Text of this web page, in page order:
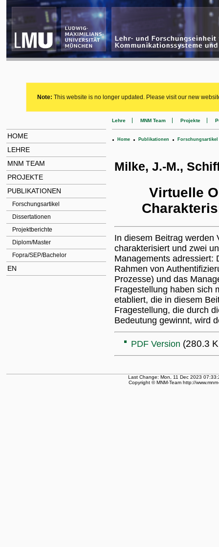
Note: This website is no longer updated. Please visit our new
HOME
LEHRE
MNM TEAM
PROJEKTE
PUBLIKATIONEN
Forschungsartikel
Dissertationen
Projektberichte
Diplom/Master
Fopra/SEP/Bachelor
EN
Lehre MNM Team Projekte
. Home . Publikationen . Forschungsartikel
Milke, J.-M.,
Virtuelle
In diesem Beitrag werden
charakterisiert und zwei
Managements adressiert:
Rahmen von
Prozesse) und das
Fragestellung haben sich
etabliert, die in diesem
Fragestellung, die durch
Bedeutung gewinnt, wird
PDF Version (280.3
Last Change: Mon, 11 Dec 2023
Copyright © MNM-Team http://